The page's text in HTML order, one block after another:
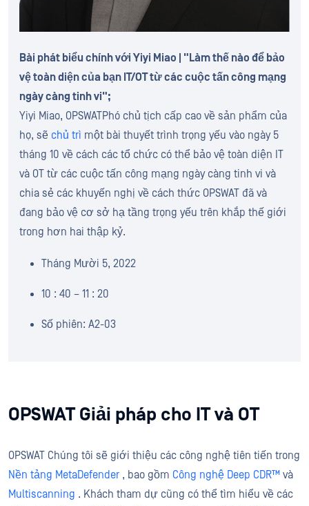
Bài phát biểu chính với Yiyi Miao | "Làm thế nào để bảo
vệ toàn diện của bạn IT/OT từ các cuộc tấn công mạng
ngày càng tinh vi";
Yiyi Miao, OPSWATPhó chủ tịch cấp cao về sản phẩm của
họ, sẽ chủ trì một bài thuyết trình trọng yếu vào ngày 5
tháng 10 về cách các tổ chức có thể bảo vệ toàn diện IT
và OT từ các cuộc tấn công mạng ngày càng tinh vi và
chia sẻ các khuyến nghị về cách thức OPSWAT đã và
đang bảo vệ cơ sở hạ tầng trọng yếu trên khắp thế giới
trong hơn hai thập kỷ.
Tháng Mười 5, 2022
10 : 40 – 11 : 20
Số phiên: A2-03
OPSWAT Giải pháp cho IT và OT
OPSWAT Chúng tôi sẽ giới thiệu các công nghệ tiên tiến trong
Nền tảng MetaDefender , bao gồm Công nghệ Deep CDR™ và
Multiscanning . Khách tham dự cũng có thể tìm hiểu về các